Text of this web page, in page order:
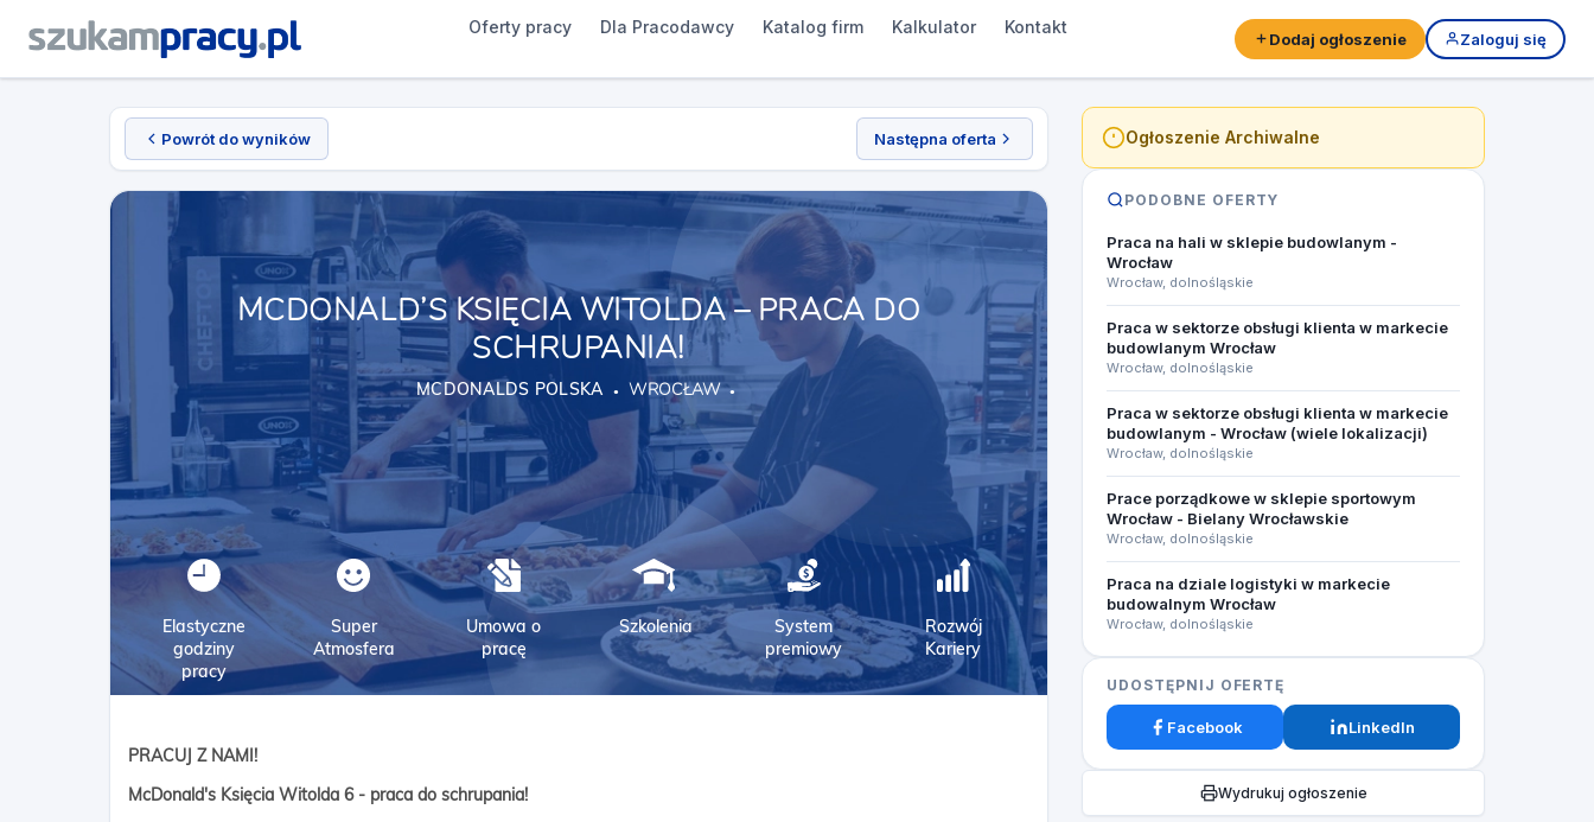
Oferty pracy Dla Pracodawcy Katalog firm Kalkulator Kontakt
Dodaj ogłoszenie Zaloguj się
Powrót do wyników Następna oferta
MCDONALD’S KSIĘCIA WITOLDA – PRACA DO
SCHRUPANIA!
MCDONALDS POLSKA WROCŁAW
Elastyczne
godziny
pracy
Super
Atmosfera
Umowa o
pracę
Szkolenia
System
premiowy
Rozwój
Kariery
PRACUJ Z NAMI!
McDonald's Księcia Witolda 6 - praca do schrupania!
Ogłoszenie Archiwalne
PODOBNE OFERTY
Praca na hali w sklepie budowlanym -
Wrocław
Wrocław, dolnośląskie
Praca w sektorze obsługi klienta w markecie
budowlanym Wrocław
Wrocław, dolnośląskie
Praca w sektorze obsługi klienta w markecie
budowlanym - Wrocław (wiele lokalizacji)
Wrocław, dolnośląskie
Prace porządkowe w sklepie sportowym
Wrocław - Bielany Wrocławskie
Wrocław, dolnośląskie
Praca na dziale logistyki w markecie
budowalnym Wrocław
Wrocław, dolnośląskie
UDOSTĘPNIJ OFERTĘ
Facebook LinkedIn
Wydrukuj ogłoszenie